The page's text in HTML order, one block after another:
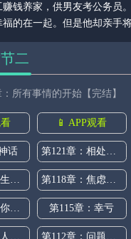
钱养家，供男友考公务员
福的在一起。但是他却亲手
二
所有事情的开始【完结】
📱 APP观看
话 第121章：相处的最后一幕
第119章：人生不如意 第118章：焦虑的理由
第116章：和你做交易 第115章：幸亏
第113章：烦人的女人 第112章：问题少年